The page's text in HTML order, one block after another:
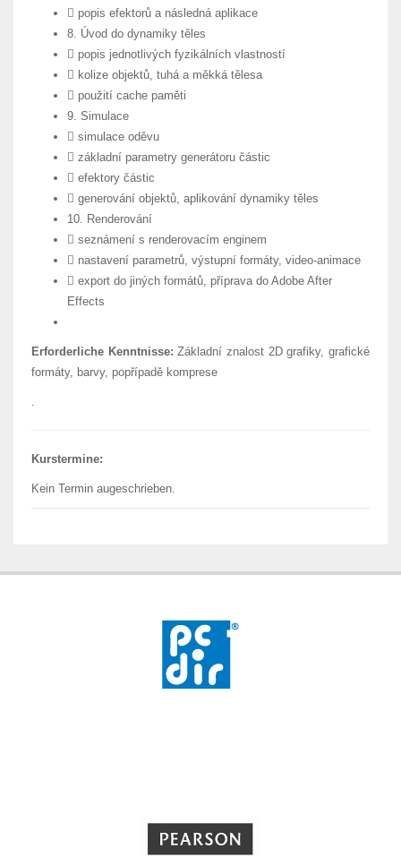
 popis efektorů a následná aplikace
8. Úvod do dynamiky těles
 popis jednotlivých fyzikálních vlastností
 kolize objektů, tuhá a měkká tělesa
 použití cache paměti
9. Simulace
 simulace oděvu
 základní parametry generátoru částic
 efektory částic
 generování objektů, aplikování dynamiky těles
10. Renderování
 seznámení s renderovacím enginem
 nastavení parametrů, výstupní formáty, video-animace
 export do jiných formátů, příprava do Adobe After
Effects
Erforderliche Kenntnisse: Základní znalost 2D grafiky, grafické
formáty, barvy, popřípadě komprese
.
Kurstermine:
Kein Termin augeschrieben.